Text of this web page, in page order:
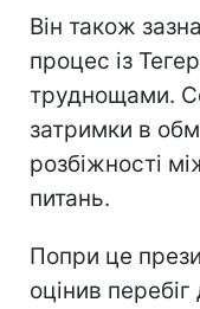
Він також
процес із
труднощами.
затримки в
розбіжності
питань.
Попри це
оцінив перебіг